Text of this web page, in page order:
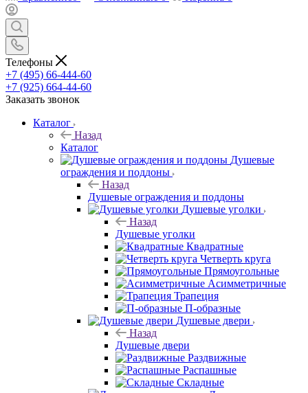
Телефоны
+7 (495) 66-444-60
+7 (925) 664-44-60
Заказать звонок
Каталог
Назад
Каталог
Душевые
ограждения и поддоны
Назад
Душевые ограждения и поддоны
Душевые уголки
Назад
Душевые уголки
Квадратные
Четверть круга
Прямоугольные
Асимметричные
Трапеция
П-образные
Душевые двери
Назад
Душевые двери
Раздвижные
Распашные
Складные